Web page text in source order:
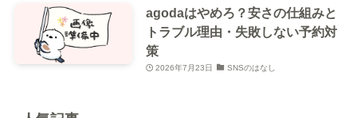
agodaはやめろ？安さの仕組みと
トラブル理由・失敗しない予約対
策
2026年7月23日 SNSのはなし